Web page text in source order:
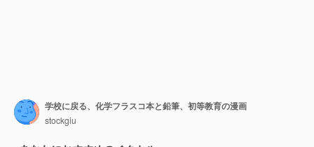
学校に戻る、化学フラスコ本と鉛筆、初等教育の漫画
stockgiu